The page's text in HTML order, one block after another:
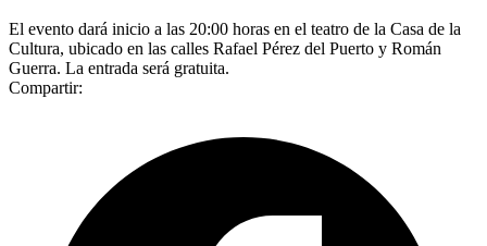
El evento dará inicio a las 20:00 horas en el teatro de la Casa de la
Cultura, ubicado en las calles Rafael Pérez del Puerto y Román
Guerra. La entrada será gratuita.
Compartir: